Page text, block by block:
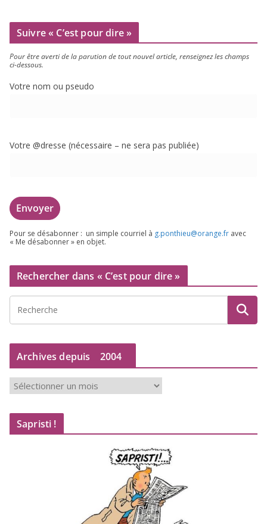
Suivre « C’est pour dire »
Pour être aver­ti de la paru­tion de tout nou­vel article, ren­sei­gnez les champs
ci-dessous.
Votre nom ou pseudo
Votre @dresse (néces­saire – ne sera pas publiée)
Pour se désa­bon­ner : un simple cour­riel à g.​ponthieu@​orange.​fr avec
« Me désa­bon­ner » en objet.
Rechercher dans « C’est pour dire »
Archives depuis 2004
c
Sapristi !